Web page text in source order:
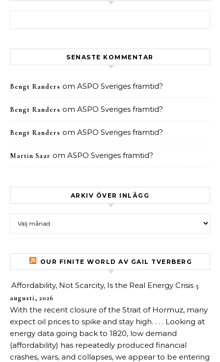
SENASTE KOMMENTAR
Bengt Randers om ASPO Sveriges framtid?
Bengt Randers om ASPO Sveriges framtid?
Bengt Randers om ASPO Sveriges framtid?
Martin Saar om ASPO Sveriges framtid?
ARKIV ÖVER INLÄGG
OUR FINITE WORLD AV GAIL TVERBERG
Affordability, Not Scarcity, Is the Real Energy Crisis 5
augusti, 2026
With the recent closure of the Strait of Hormuz, many
expect oil prices to spike and stay high. . . . Looking at
energy data going back to 1820, low demand
(affordability) has repeatedly produced financial
crashes, wars, and collapses, we appear to be entering